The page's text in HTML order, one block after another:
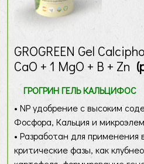
GROGREEN Gel
CaO + 1 MgO + B + Zn
ГРОГРИН ГЕЛЬ КАЛЬЦИФОС
• NP удобрение с высоким
Фосфора, Кальция и
• Разработан для применения
критические фазы, как